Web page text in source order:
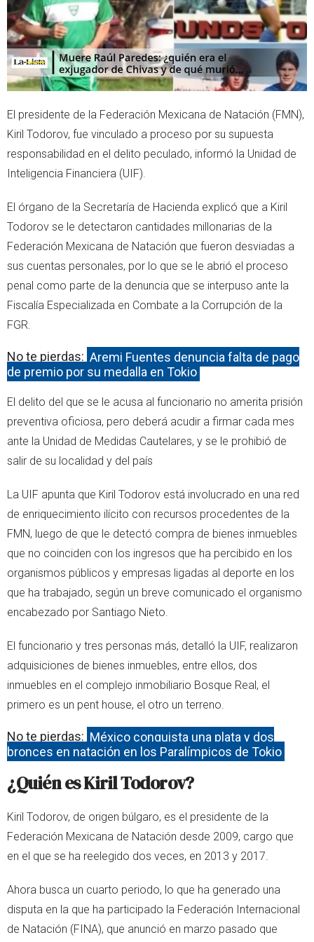
El presidente de la Federación Mexicana de Natación (FMN),
Kiril Todorov, fue vinculado a proceso por su supuesta
responsabilidad en el delito peculado, informó la Unidad de
Inteligencia Financiera (UIF).
El órgano de la Secretaría de Hacienda explicó que a Kiril
Todorov se le detectaron cantidades millonarias de la
Federación Mexicana de Natación que fueron desviadas a
sus cuentas personales, por lo que se le abrió el proceso
penal como parte de la denuncia que se interpuso ante la
Fiscalía Especializada en Combate a la Corrupción de la
FGR.
No te pierdas: Aremi Fuentes denuncia falta de pago
de premio por su medalla en Tokio
El delito del que se le acusa al funcionario no amerita prisión
preventiva oficiosa, pero deberá acudir a firmar cada mes
ante la Unidad de Medidas Cautelares, y se le prohibió de
salir de su localidad y del país
La UIF apunta que Kiril Todorov está involucrado en una red
de enriquecimiento ilícito con recursos procedentes de la
FMN, luego de que le detectó compra de bienes inmuebles
que no coinciden con los ingresos que ha percibido en los
organismos públicos y empresas ligadas al deporte en los
que ha trabajado, según un breve comunicado el organismo
encabezado por Santiago Nieto.
El funcionario y tres personas más, detalló la UIF, realizaron
adquisiciones de bienes inmuebles, entre ellos, dos
inmuebles en el complejo inmobiliario Bosque Real, el
primero es un pent house, el otro un terreno.
No te pierdas: México conquista una plata y dos
bronces en natación en los Paralímpicos de Tokio
¿Quién es Kiril Todorov?
Kiril Todorov, de origen búlgaro, es el presidente de la
Federación Mexicana de Natación desde 2009, cargo que
en el que se ha reelegido dos veces, en 2013 y 2017.
Ahora busca un cuarto periodo, lo que ha generado una
disputa en la que ha participado la Federación Internacional
de Natación (FINA), que anunció en marzo pasado que